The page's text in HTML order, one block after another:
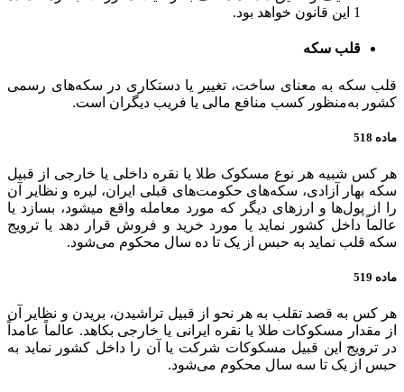
1 این قانون خواهد بود.
قلب سکه
قلب سکه به معنای ساخت، تغییر یا دستکاری در سکه‌های رسمی
کشور به‌منظور کسب منافع مالی یا فریب دیگران است.
ماده 518
هر کس شبیه هر نوع مسکوک طلا یا نقره داخلی یا خارجی از قبیل
سکه بهار آزادی، سکه‌های حکومت‌های قبلی ایران، لیره و نظایر آن
را از پول‌ها و ارزهای دیگر که مورد معامله واقع میشود، بسازد یا
عالماً داخل کشور نماید یا مورد خرید و فروش قرار دهد یا ترویج
سکه قلب نماید به حبس از یک تا ده سال محکوم می‌شود.
ماده 519
هر کس به قصد تقلب به هر نحو از قبیل تراشیدن، بریدن و نظایر آن
از مقدار مسکوکات طلا یا نقره ایرانی یا خارجی بکاهد. عالماً عامداً‌
در ترویج این قبیل مسکوکات شرکت یا آن را داخل کشور نماید به
حبس از یک تا سه سال محکوم می‌شود.